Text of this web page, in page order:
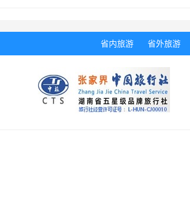
省内旅游 省外旅游